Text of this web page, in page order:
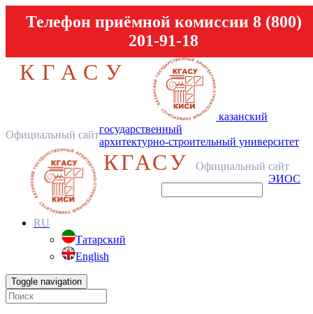
Телефон приёмной комиссии 8 (800)
201-91-18
КГАСУ
Официальный сайт
казанский
государственный
архитектурно-строительный университет
КГАСУ
Официальный сайт
ЭИОС
RU
Татарский
English
Toggle navigation